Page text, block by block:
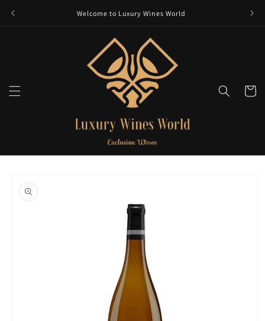
Welcome to Luxury Wines World
Panier
informations
produits